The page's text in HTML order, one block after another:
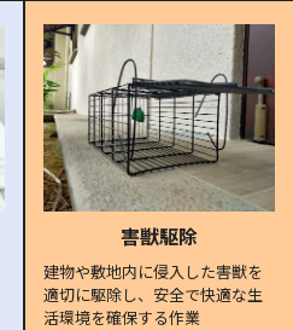
害獣駆除
建物や敷地内に侵入した害獣を
適切に駆除し、安全で快適な生
活環境を確保する作業